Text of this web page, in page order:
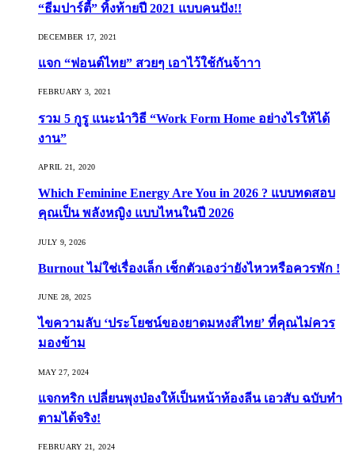
“ธีมปาร์ตี้” ทิ้งท้ายปี 2021 แบบคนปัง!!
DECEMBER 17, 2021
แจก “ฟอนต์ไทย” สวยๆ เอาไว้ใช้กันจ้าาา
FEBRUARY 3, 2021
รวม 5 กูรู แนะนำวิธี “Work Form Home อย่างไรให้ได้
งาน”
APRIL 21, 2020
Which Feminine Energy Are You in 2026 ? แบบทดสอบ
คุณเป็น พลังหญิง แบบไหนในปี 2026
JULY 9, 2026
Burnout ไม่ใช่เรื่องเล็ก เช็กตัวเองว่ายังไหวหรือควรพัก !
JUNE 28, 2025
ไขความลับ ‘ประโยชน์ของยาดมหงส์ไทย’ ที่คุณไม่ควร
มองข้าม
MAY 27, 2024
แจกทริก เปลี่ยนพุงป่องให้เป็นหน้าท้องลีน เอวสับ ฉบับทำ
ตามได้จริง!
FEBRUARY 21, 2024